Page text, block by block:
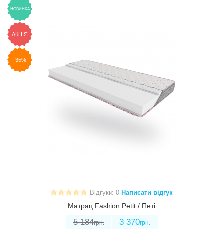
НОВИНКА
АКЦІЯ
-35%
Відгуки: 0 Написати відгук
Матрац Fashion Petit / Петі
5 184грн. 3 370грн.